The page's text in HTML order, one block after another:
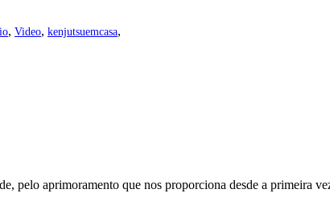
, Video, kenjutsuemcasa,
pelo aprimoramento que nos proporciona desde a primeira